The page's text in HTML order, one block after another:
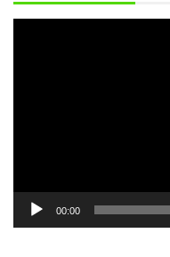
00:00